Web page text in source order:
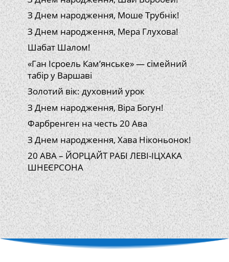
З Днем народження, Моше Трубнік!
З Днем народження, Мера Глухова!
Шабат Шалом!
«Ган Ісроель Кам’янське» — сімейний
табір у Варшаві
Золотий вік: духовний урок
З Днем народження, Віра Богун!
Фарбренген на честь 20 Ава
З Днем народження, Хава Ніконьонок!
20 АВА – ЙОРЦАЙТ РАБІ ЛЕВІ-ІЦХАКА
ШНЕЄРСОНА